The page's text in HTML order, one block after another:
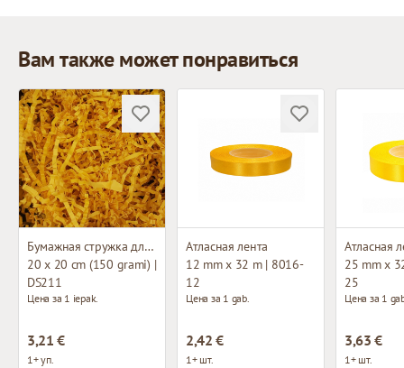
Вам также может понравиться
Бумажная стружка для декорирования
20 x 20 cm (150 grami) |
DS211
Цена за 1 iepak.
3,21 €
1+ уп.
Атласная лента
12 mm x 32 m | 8016-
12
Цена за 1 gab.
2,42 €
1+ шт.
Атласная
25 mm x
25
Цена за 1
3,63 €
1+ шт.